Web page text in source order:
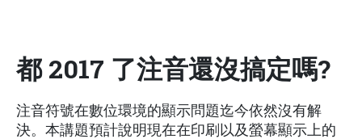
都 2017 了注音還沒搞定嗎?
注音符號在數位環境的顯示問題迄今依然沒有解
決。本講題預計說明現在在印刷以及螢幕顯示上的